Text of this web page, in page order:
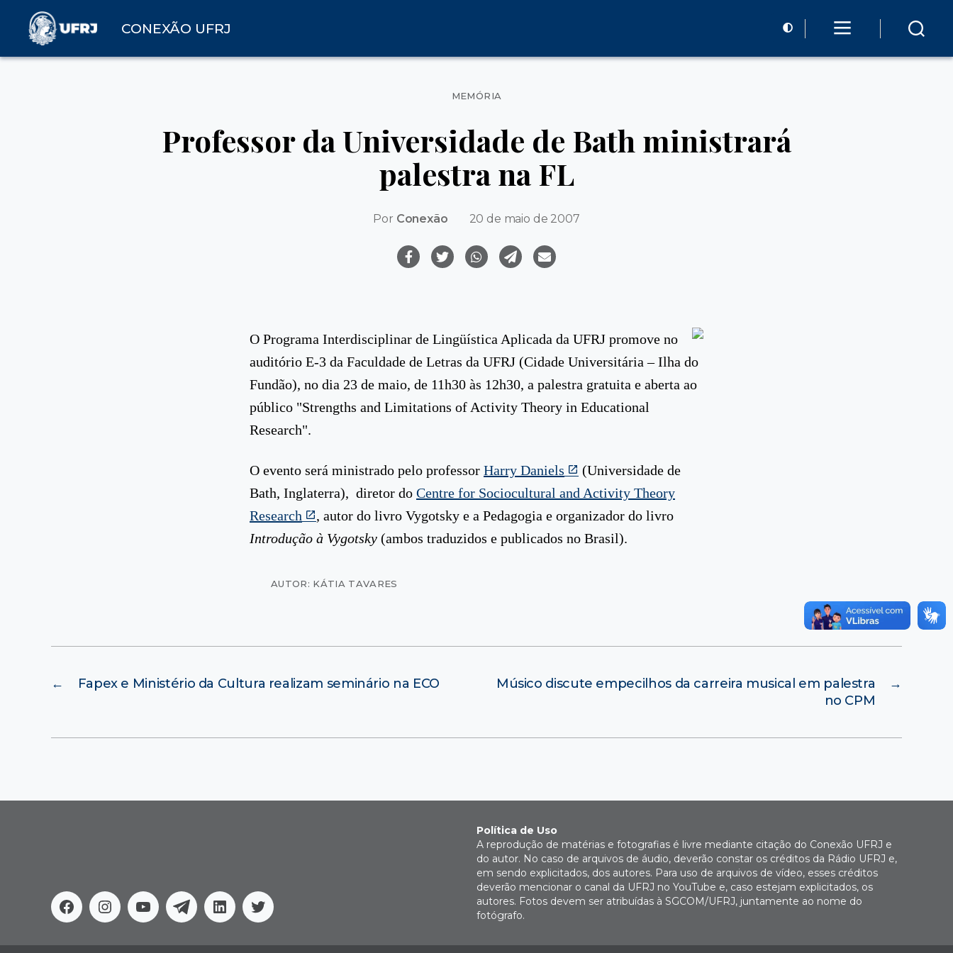
CONEXÃO UFRJ
Categorias
MEMÓRIA
Professor da Universidade de Bath ministrará
palestra na FL
Por Conexão 20 de maio de 2007
O Programa Interdisciplinar de Lingüística Aplicada da UFRJ promove no
auditório E-3 da Faculdade de Letras da UFRJ (Cidade Universitária – Ilha do
Fundão), no dia 23 de maio, de 11h30 às 12h30, a palestra gratuita e aberta ao
público "Strengths and Limitations of Activity Theory in Educational
Research".
O evento será ministrado pelo professor Harry Daniels
(Universidade de
Bath, Inglaterra), diretor do Centre for Sociocultural and Activity Theory
Research
, autor do livro Vygotsky e a Pedagogia e organizador do livro
Introdução à Vygotsky (ambos traduzidos e publicados no Brasil).
AUTOR: KÁTIA TAVARES
← Fapex e Ministério da Cultura realizam seminário na ECO →
Músico discute empecilhos da carreira musical em palestra
no CPM
FacebookInstagram
YoutubeTelegramLinkedinTwitter
Política de Uso
A reprodução de matérias e fotografias é livre mediante citação do Conexão UFRJ e
do autor. No caso de arquivos de áudio, deverão constar os créditos da Rádio UFRJ e,
em sendo explicitados, dos autores. Para uso de arquivos de vídeo, esses créditos
deverão mencionar o canal da UFRJ no YouTube e, caso estejam explicitados, os
autores. Fotos devem ser atribuídas à SGCOM/UFRJ, juntamente ao nome do
fotógrafo.